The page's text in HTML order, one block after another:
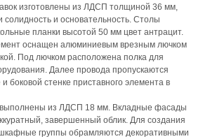
изготовлены из ЛДСП толщиной 36 мм,
солидность и основательность. Столы
планки высотой 50 мм цвет антрацит.
оснащен алюминиевым врезным лючком
Под лючком расположена полка для
Далее провода пропускаются
боковой стенке приставного элемента в
из ЛДСП 18 мм. Вкладные фасады
завершенный облик. Для создания
группы обрамляются декоративными